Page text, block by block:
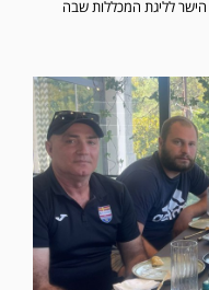
לליגת המכללות שבה